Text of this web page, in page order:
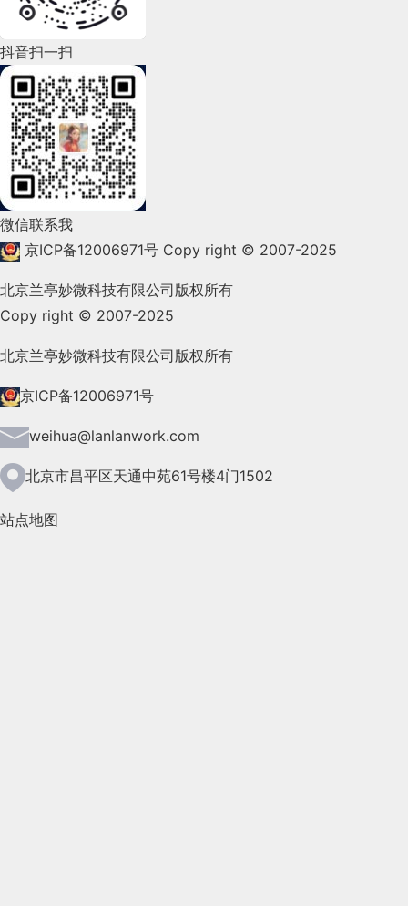
2022年5月(143)
2022年4月(86)
2022年3月(119)
2022年2月(53)
2022年1月(99)
2021年12月(105)
2021年9月(153)
2021年8月(147)
2021年7月(149)
2021年6月(157)
2021年5月(124)
抖音扫一扫
微信联系我
京ICP备12006971号 Copy right © 2007-2025
北京兰亭妙微科技有限公司版权所有
Copy right © 2007-2025
北京兰亭妙微科技有限公司版权所有
京ICP备12006971号
weihua@lanlanwork.com
北京市昌平区天通中苑61号楼4门1502
站点地图